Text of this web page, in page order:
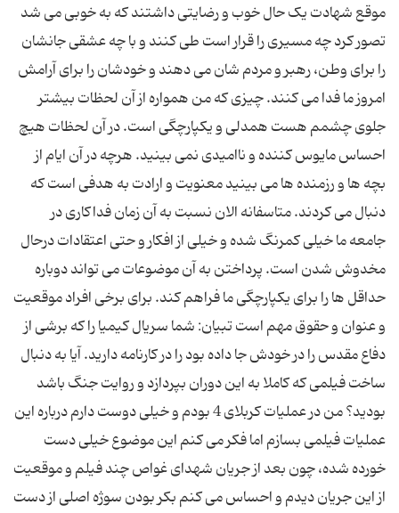
موقع شهادت یک حال خوب و رضایتی داشتند که به خوبی می شد
تصور کرد چه مسیری را قرار است طی کنند و با چه عشقی جانشان
را برای وطن، رهبر و مردم شان می دهند و خودشان را برای آرامش
امروز ما فدا می کنند. چیزی که من همواره از آن لحظات بیشتر
جلوی چشمم هست همدلی و یکپارچگی است. در آن لحظات هیچ
احساس مایوس کننده و ناامیدی نمی بینید. هرچه در آن ایام از
بچه ها و رزمنده ها می بینید معنویت و ارادت به هدفی است که
دنبال می کردند. متاسفانه الان نسبت به آن زمان فداکاری در
جامعه ما خیلی کمرنگ شده و خیلی از افکار و حتی اعتقادات درحال
مخدوش شدن است. پرداختن به آن موضوعات می تواند دوباره
حداقل ها را برای یکپارچگی ما فراهم کند. برای برخی افراد موقعیت
و عنوان و حقوق مهم است تبیان: شما سریال کیمیا را که برشی از
دفاع مقدس را در خودش جا داده بود را در کارنامه دارید. آیا به دنبال
ساخت فیلمی که کاملا به این دوران بپردازد و روایت جنگ باشد
بودید؟ من در عملیات کربلای 4 بودم و خیلی دوست دارم درباره این
عملیات فیلمی بسازم اما فکر می کنم این موضوع خیلی دست
خورده شده، چون بعد از جریان شهدای غواص چند فیلم و موقعیت
از این جریان دیدم و احساس می کنم بکر بودن سوژه اصلی از دست